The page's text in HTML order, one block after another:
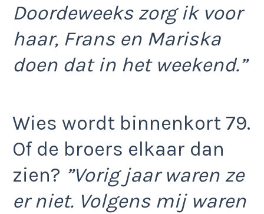
Doordeweeks zorg ik voor
haar, Frans en Mariska
doen dat in het weekend.”
Wies wordt binnenkort 79.
Of de broers elkaar dan
zien? ”Vorig jaar waren ze
er niet. Volgens mij waren